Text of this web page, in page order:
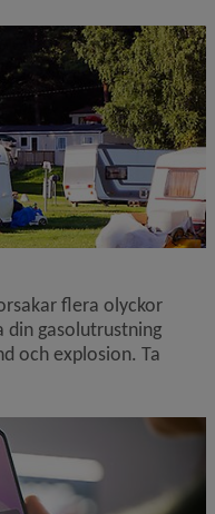
flera olyckor
din gasolutrustning
och explosion. Ta